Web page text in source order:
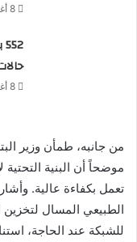
8 أغسطس، 2026
حالات
8 أغسطس، 2026
من جانبه، طمأن وزير
موضحاً أن البنية التحتية
تعمل بكفاءة عالية.
الطبيعي المسال لتخزين
للشبكة عند الحاجة،